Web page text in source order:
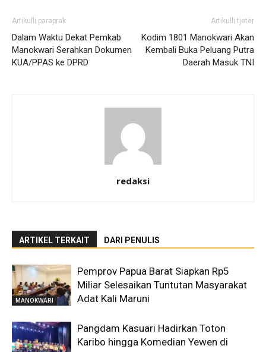
Artikulli paraprak
Dalam Waktu Dekat Pemkab
Manokwari Serahkan Dokumen
KUA/PPAS ke DPRD
Artikulli tjetër
Kodim 1801 Manokwari Akan
Kembali Buka Peluang Putra
Daerah Masuk TNI
redaksi
ARTIKEL TERKAIT DARI PENULIS
MANOKWARI
Pemprov Papua Barat Siapkan Rp5
Miliar Selesaikan Tuntutan Masyarakat
Adat Kali Maruni
Pangdam Kasuari Hadirkan Toton
Karibo hingga Komedian Yewen di